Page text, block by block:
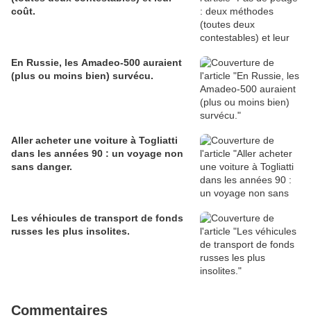
coût.
En Russie, les Amadeo-500 auraient
(plus ou moins bien) survécu.
Aller acheter une voiture à Togliatti
dans les années 90 : un voyage non
sans danger.
Les véhicules de transport de fonds
russes les plus insolites.
Commentaires